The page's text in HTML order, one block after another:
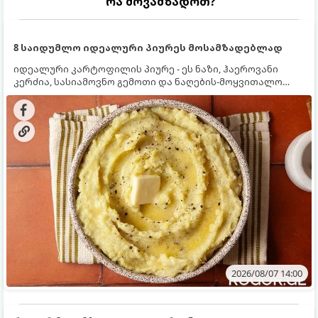
8 საიდუმლო იდეალური პიურეს მოსამზადებლად
იდეალური კარტოფილის პიურე - ეს ნაზი, ჰაეროვანი
კერძია, სასიამოვნო გემოთი და ნაღების-მოყვითალო
ფერით. მისი მომზადება ძალიან მარტივია, მაგრამ
არსებობს რამდენიმე საიდუმლო, რომლებიც უნდა
იცოდეთ, რომ პიურე იდეალურად გემრიელი გამოვიდეს.
2026/08/07 14:00